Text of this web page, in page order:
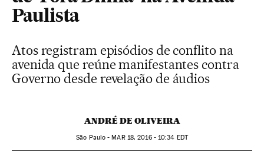
Paulista
Atos registram episódios de conflito na
avenida que reúne manifestantes contra
Governo desde revelação de áudios
ANDRÉ DE OLIVEIRA
São Paulo -MAR18, 2016 - 10:34 EDT